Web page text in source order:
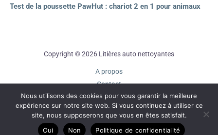
Test de la poussette PawHut : chariot 2 en 1 pour animaux
Copyright © 2026 Litières auto nettoyantes
A propos
Contact
Plan du site
Mentions légales
Politique de confidentialité
Nous utilisons des cookies pour vous garantir la meilleure
expérience sur notre site web. Si vous continuez à utiliser ce
site, nous supposerons que vous en êtes satisfait.
Oui
Non Politique de confidentialité